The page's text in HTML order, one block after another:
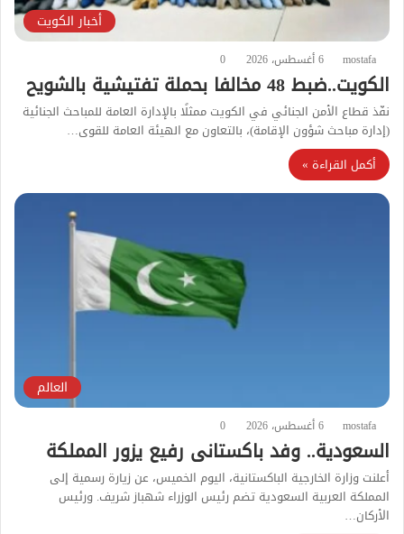
أخبار الكويت
mostafa 6 أغسطس، 2026 0
الكويت..ضبط 48 مخالفا بحملة تفتيشية بالشويح
نفّذ قطاع الأمن الجنائي في الكويت ممثلًا بالإدارة العامة للمباحث الجنائية
(إدارة مباحث شؤون الإقامة)، بالتعاون مع الهيئة العامة للقوى…
أكمل القراءة »
العالم
mostafa 6 أغسطس، 2026 0
السعودية.. وفد باكستانى رفيع يزور المملكة
أعلنت وزارة الخارجية الباكستانية، اليوم الخميس، عن زيارة رسمية إلى
المملكة العربية السعودية تضم رئيس الوزراء شهباز شريف. ورئيس
الأركان…